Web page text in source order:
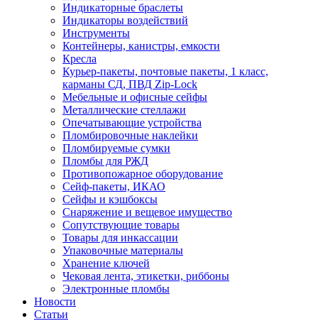
Индикаторные браслеты
Индикаторы воздействий
Инструменты
Контейнеры, канистры, емкости
Кресла
Курьер-пакеты, почтовые пакеты, 1 класс,
карманы СД, ПВД Zip-Lock
Мебельные и офисные сейфы
Металлические стеллажи
Опечатывающие устройства
Пломбировочные наклейки
Пломбируемые сумки
Пломбы для РЖД
Противопожарное оборудование
Сейф-пакеты, ИКАО
Сейфы и кэшбоксы
Снаряжение и вещевое имущество
Сопутствующие товары
Товары для инкассации
Упаковочные материалы
Хранение ключей
Чековая лента, этикетки, риббоны
Электронные пломбы
Новости
Статьи